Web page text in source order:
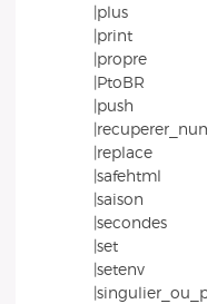
|plus
|print
|propre
|PtoBR
|push
|replace
|safehtml
|saison
|secondes
|set
|setenv